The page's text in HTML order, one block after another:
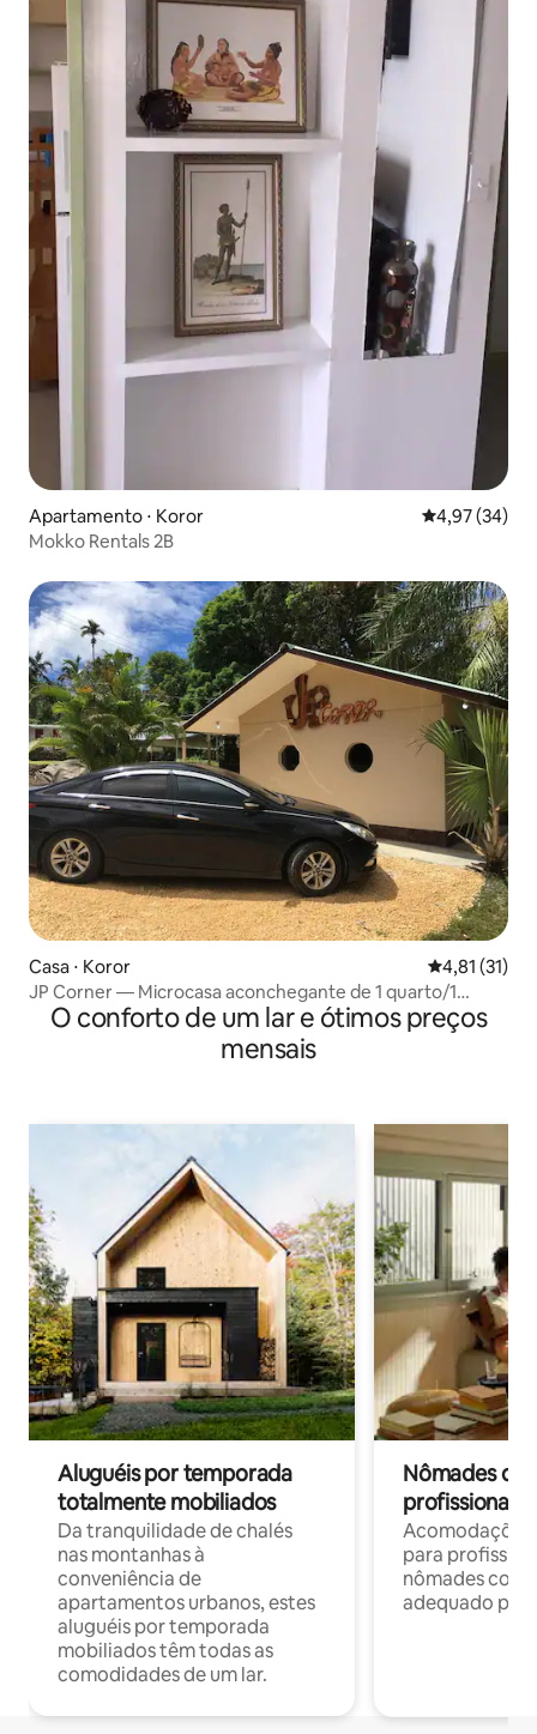
Apartamento ⋅ Koror 4,97 de uma
4,97 (34)
Mokko Rentals 2B
Casa ⋅ Koror 4,81 de uma
4,81 (31)
JP Corner — Microcasa aconchegante de 1 quarto/1
banheiro
O conforto de um lar e ótimos preços
mensais
Aluguéis por temporada
totalmente mobiliados
Da tranquilidade de chalés
nas montanhas à
conveniência de
apartamentos urbanos, estes
aluguéis por temporada
mobiliados têm todas as
comodidades de um lar.
Nômades
profissionais
para
nômades com
adequado